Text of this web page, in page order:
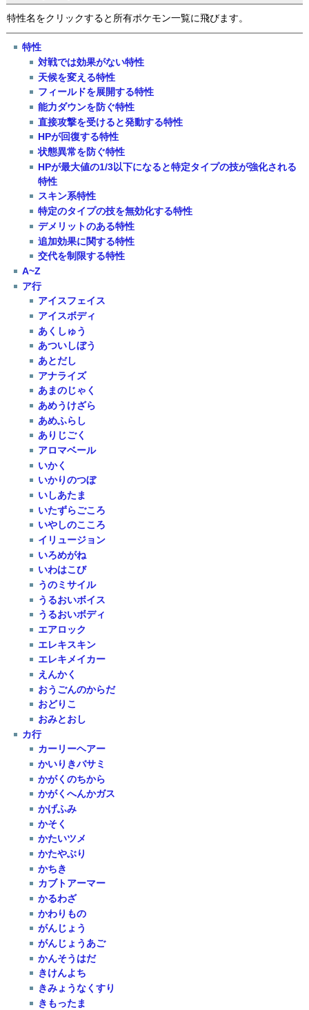
特性名をクリックすると所有ポケモン一覧に飛びます。
特性
対戦では効果がない特性
天候を変える特性
フィールドを展開する特性
能力ダウンを防ぐ特性
直接攻撃を受けると発動する特性
HPが回復する特性
状態異常を防ぐ特性
HPが最大値の1/3以下になると特定タイプの技が強化される
特性
スキン系特性
特定のタイプの技を無効化する特性
デメリットのある特性
追加効果に関する特性
交代を制限する特性
A~Z
ア行
アイスフェイス
アイスボディ
あくしゅう
あついしぼう
あとだし
アナライズ
あまのじゃく
あめうけざら
あめふらし
ありじごく
アロマベール
いかく
いかりのつぼ
いしあたま
いたずらごころ
いやしのこころ
イリュージョン
いろめがね
いわはこび
うのミサイル
うるおいボイス
うるおいボディ
エアロック
エレキスキン
エレキメイカー
えんかく
おうごんのからだ
おどりこ
おみとおし
カ行
カーリーヘアー
かいりきバサミ
かがくのちから
かがくへんかガス
かげふみ
かそく
かたいツメ
かたやぶり
かちき
カブトアーマー
かるわざ
かわりもの
がんじょう
がんじょうあご
かんそうはだ
きけんよち
きみょうなくすり
きもったま